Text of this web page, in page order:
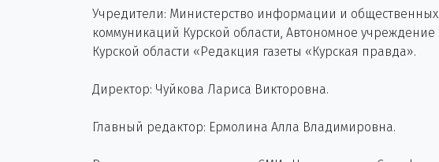
Учредители: Министерство информации и общественных
коммуникаций Курской области, Автономное учреждение
Курской области «Редакция газеты «Курская правда».
Директор: Чуйкова Лариса Викторовна.
Главный редактор: Ермолина Алла Владимировна.